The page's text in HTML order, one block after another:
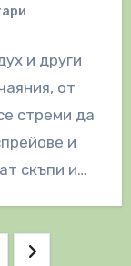
и други
от
стреми да
и
скъпи и…